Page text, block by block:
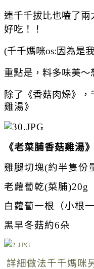
連千千拔比也嗑了
好吃！！
(千千媽咪os:因為是
重點是，料多味美～
除了 《香菇肉燥》
雞湯》
《老菜脯香菇雞湯》
雞腿切塊(約半隻份
老蘿蔔乾(菜脯)20g
白蘿蔔一根（小根
黑早冬菇約6朵
詳細做法千千媽咪